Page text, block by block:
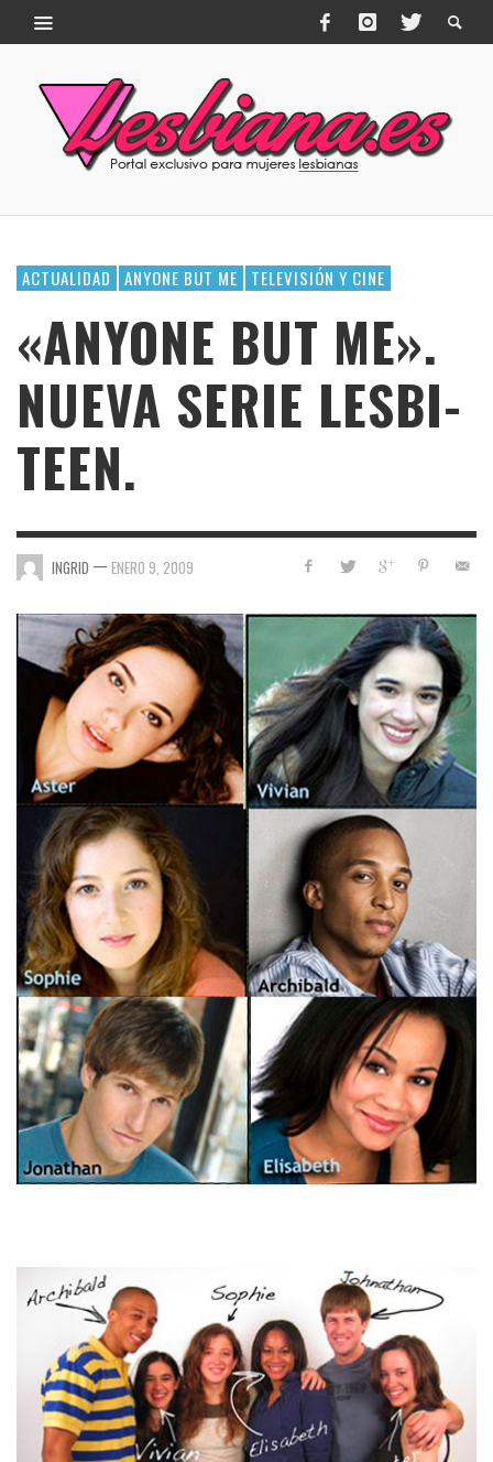
ACTUALIDAD ANYONE BUT ME TELEVISIÓN Y CINE
«ANYONE BUT ME».
NUEVA SERIE LESBI-
TEEN.
INGRID — ENERO 9, 2009